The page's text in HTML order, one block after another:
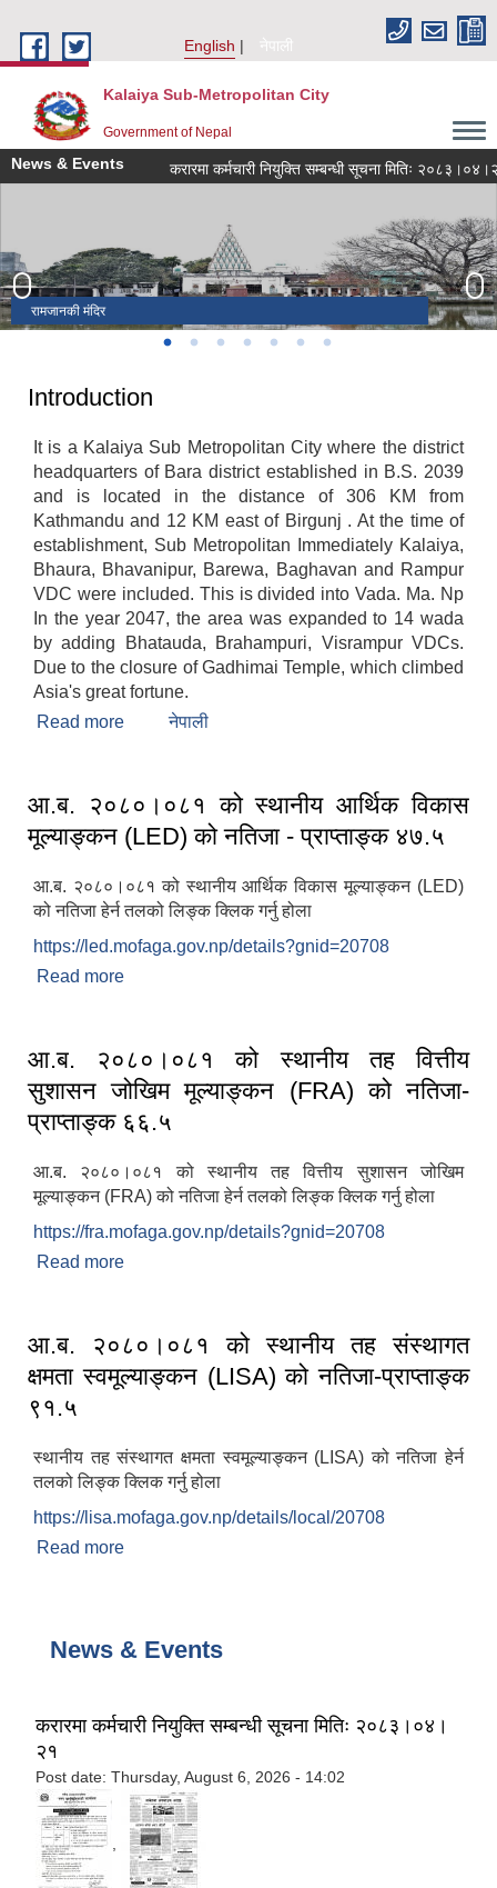
English
नेपाली
Kalaiya Sub-Metropolitan City
Government of Nepal
News & Events करारमा कर्मचारी नियुक्ति सम्बन्धी सूचना मितिः २०८३।०४।२१
रामजानकी मंदिर
गहुँ खेती
धानखेती
राम जानकी मंदिर, कलैया
पानी टंकी, कलैया
शिदेश्वर मंदिर, कलैया
घण्टाघर भरत चौक, कलैया
Introduction
It is a Kalaiya Sub Metropolitan City where the district
headquarters of Bara district established in B.S. 2039
and is located in the distance of 306 KM from
Kathmandu and 12 KM east of Birgunj . At the time of
establishment, Sub Metropolitan Immediately Kalaiya,
Bhaura, Bhavanipur, Barewa, Baghavan and Rampur
VDC were included. This is divided into Vada. Ma. Np
In the year 2047, the area was expanded to 14 wada
by adding Bhatauda, Brahampuri, Visrampur VDCs.
Due to the closure of Gadhimai Temple, which climbed
Asia's great fortune.
Read more about Introduction
नेपाली
आ.ब. २०८०।०८१ को स्थानीय आर्थिक विकास
मूल्याङ्कन (LED) को नतिजा - प्राप्ताङ्क ४७.५
आ.ब. २०८०।०८१ को स्थानीय आर्थिक विकास मूल्याङ्कन (LED)
को नतिजा हेर्न तलको लिङ्क क्लिक गर्नु होला
https://led.mofaga.gov.np/details?gnid=20708
Read more
आ.ब. २०८०।०८१ को स्थानीय तह वित्तीय
सुशासन जोखिम मूल्याङ्कन (FRA) को नतिजा-
प्राप्ताङ्क ६६.५
आ.ब. २०८०।०८१ को स्थानीय तह वित्तीय सुशासन जोखिम
मूल्याङ्कन (FRA) को नतिजा हेर्न तलको लिङ्क क्लिक गर्नु होला
https://fra.mofaga.gov.np/details?gnid=20708
Read more
आ.ब. २०८०।०८१ को स्थानीय तह संस्थागत
क्षमता स्वमूल्याङ्कन (LISA) को नतिजा-प्राप्ताङ्क
९१.५
स्थानीय तह संस्थागत क्षमता स्वमूल्याङ्कन (LISA) को नतिजा हेर्न
तलको लिङ्क क्लिक गर्नु होला
https://lisa.mofaga.gov.np/details/local/20708
Read more
News & Events
करारमा कर्मचारी नियुक्ति सम्बन्धी सूचना मितिः २०८३।०४।
२१
Post date: Thursday, August 6, 2026 - 14:02